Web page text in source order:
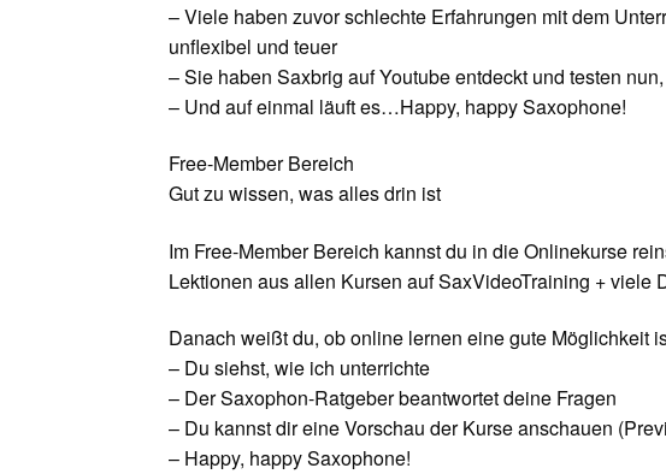
– Viele haben zuvor schlechte Erfahrungen mit dem
unflexibel und teuer
– Sie haben Saxbrig auf Youtube entdeckt und testen
– Und auf einmal läuft es…Happy, happy Saxophone!
Free-Member Bereich
Gut zu wissen, was alles drin ist
Im Free-Member Bereich kannst du in die Onlinekurse
Lektionen aus allen Kursen auf SaxVideoTraining + viele
Danach weißt du, ob online lernen eine gute Möglichkeit
– Du siehst, wie ich unterrichte
– Der Saxophon-Ratgeber beantwortet deine Fragen
– Du kannst dir eine Vorschau der Kurse anschauen
– Happy, happy Saxophone!